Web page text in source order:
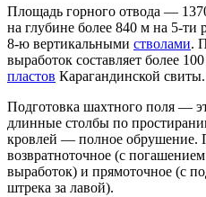
Площадь горного отвода —
на глубине более 840 м на 5-ти
8-ю вертикальными стволами.
выработок составляет более
пластов Карагандинской свиты.
Подготовка шахтного поля —
длинные столбы по
кровлей — полное обрушение.
возвратноточное (с
выработок) и прямоточное (с
штрека за лавой).